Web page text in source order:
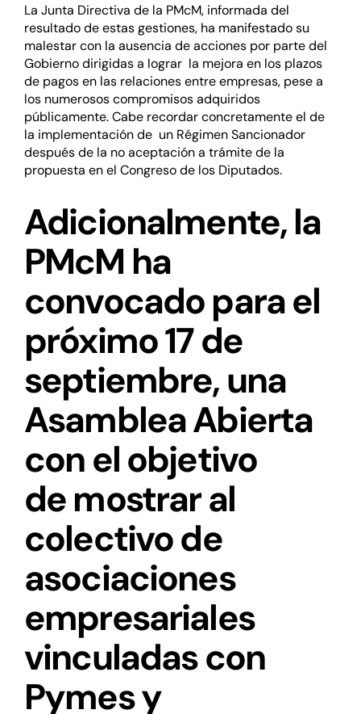
La Junta Directiva de la PMcM, informada del
resultado de estas gestiones, ha manifestado su
malestar con la ausencia de acciones por parte del
Gobierno dirigidas a lograr la mejora en los plazos
de pagos en las relaciones entre empresas, pese a
los numerosos compromisos adquiridos
públicamente. Cabe recordar concretamente el de
la implementación de un Régimen Sancionador
después de la no aceptación a trámite de la
propuesta en el Congreso de los Diputados.
Adicionalmente, la
PMcM ha
convocado para el
próximo 17 de
septiembre, una
Asamblea Abierta
con el objetivo
de mostrar al
colectivo de
asociaciones
empresariales
vinculadas con
Pymes y